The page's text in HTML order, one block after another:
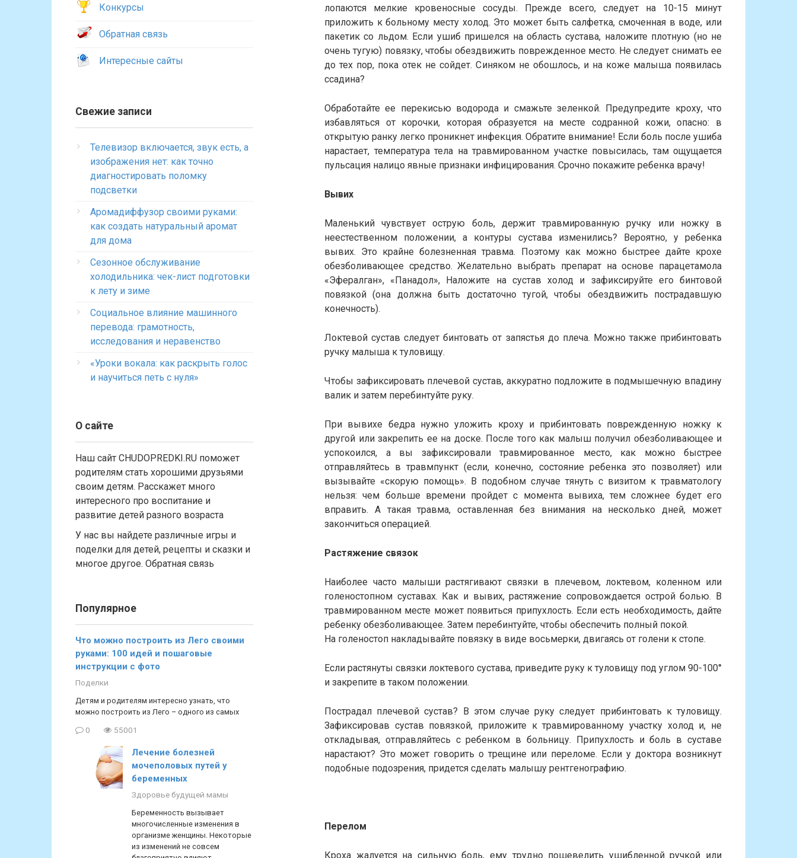
лопаются мелкие кровеносные сосуды. Прежде всего, следует на 10-15 минут
приложить к больному месту холод. Это может быть салфетка, смоченная в воде, или
пакетик со льдом. Если ушиб пришелся на область сустава, наложите плотную (но не
очень тугую) повязку, чтобы обездвижить поврежденное место. Не следует снимать ее
до тех пор, пока отек не сойдет. Синяком не обошлось, и на коже малыша появилась
ссадина?
Обработайте ее перекисью водорода и смажьте зеленкой. Предупредите кроху, что
избавляться от корочки, которая образуется на месте содранной кожи, опасно: в
открытую ранку легко проникнет инфекция. Обратите внимание! Если боль после ушиба
нарастает, температура тела на травмированном участке повысилась, там ощущается
пульсация налицо явные признаки инфицирования. Срочно покажите ребенка врачу!
Вывих
Маленький чувствует острую боль, держит травмированную ручку или ножку в
неестественном положении, а контуры сустава изменились? Вероятно, у ребенка
вывих. Это крайне болезненная травма. Поэтому как можно быстрее дайте крохе
обезболивающее средство. Желательно выбрать препарат на основе парацетамола
«Эфералган», «Панадол», Наложите на сустав холод и зафиксируйте его бинтовой
повязкой (она должна быть достаточно тугой, чтобы обездвижить пострадавшую
конечность).
Локтевой сустав следует бинтовать от запястья до плеча. Можно также прибинтовать
ручку малыша к туловищу.
Чтобы зафиксировать плечевой сустав, аккуратно подложите в подмышечную впадину
валик и затем перебинтуйте руку.
При вывихе бедра нужно уложить кроху и прибинтовать поврежденную ножку к
другой или закрепить ее на доске. После того как малыш получил обезболивающее и
успокоился, a вы зафиксировали травмированное место, как можно быстрее
отправляйтесь в травмпункт (если, конечно, состояние ребенка это позволяет) или
вызывайте «скорую помощь». В подобном случае тянуть с визитом к травматологу
нельзя: чем больше времени пройдет с момента вывиха, тем сложнее будет его
вправить. А такая травма, оставленная без внимания на несколько дней, может
закончиться операцией.
Растяжение связок
Наиболее часто малыши растягивают связки в плечевом, локтевом, коленном или
голеностопном суставах. Как и вывих, растяжение сопровождается острой болью. В
травмированном месте может появиться припухлость. Если есть необходимость, дайте
ребенку обезболивающее. Затем перебинтуйте, чтобы обеспечить полный покой.
На голеностоп накладывайте повязку в виде восьмерки, двигаясь от голени к стопе.
Если растянуты связки локтевого сустава, приведите руку к туловищу под углом 90-100°
и закрепите в таком положении.
Пострадал плечевой сустав? В этом случае руку следует прибинтовать к туловищу.
Зафиксировав сустав повязкой, приложите к травмированному участку холод и, не
откладывая, отправляйтесь с ребенком в больницу. Припухлость и боль в суставе
нарастают? Это может говорить о трещине или переломе. Если у доктора возникнут
подобные подозрения, придется сделать малышу рентгенографию.
Перелом
Кроха жалуется на сильную боль, ему трудно пошевелить ушибленной ручкой или
Конкурсы
Обратная связь
Интересные сайты
Свежие записи
Телевизор включается, звук есть, а
изображения нет: как точно
диагностировать поломку
подсветки
Аромадиффузор своими руками:
как создать натуральный аромат
для дома
Сезонное обслуживание
холодильника: чек-лист подготовки
к лету и зиме
Социальное влияние машинного
перевода: грамотность,
исследования и неравенство
«Уроки вокала: как раскрыть голос
и научиться петь с нуля»
О сайте
Наш сайт CHUDOPREDKI.RU поможет
родителям стать хорошими друзьями
своим детям. Расскажет много
интересного про воспитание и
развитие детей разного возраста
У нас вы найдете различные игры и
поделки для детей, рецепты и сказки и
многое другое. Обратная связь
Популярное
Что можно построить из Лего своими
руками: 100 идей и пошаговые
инструкции с фото
Поделки
Детям и родителям интересно узнать, что
можно построить из Лего – одного из самых
0 55001
Лечение болезней
мочеполовых путей у
беременных
Здоровье будущей мамы
Беременность вызывает
многочисленные изменения в
организме женщины. Некоторые
из изменений не совсем